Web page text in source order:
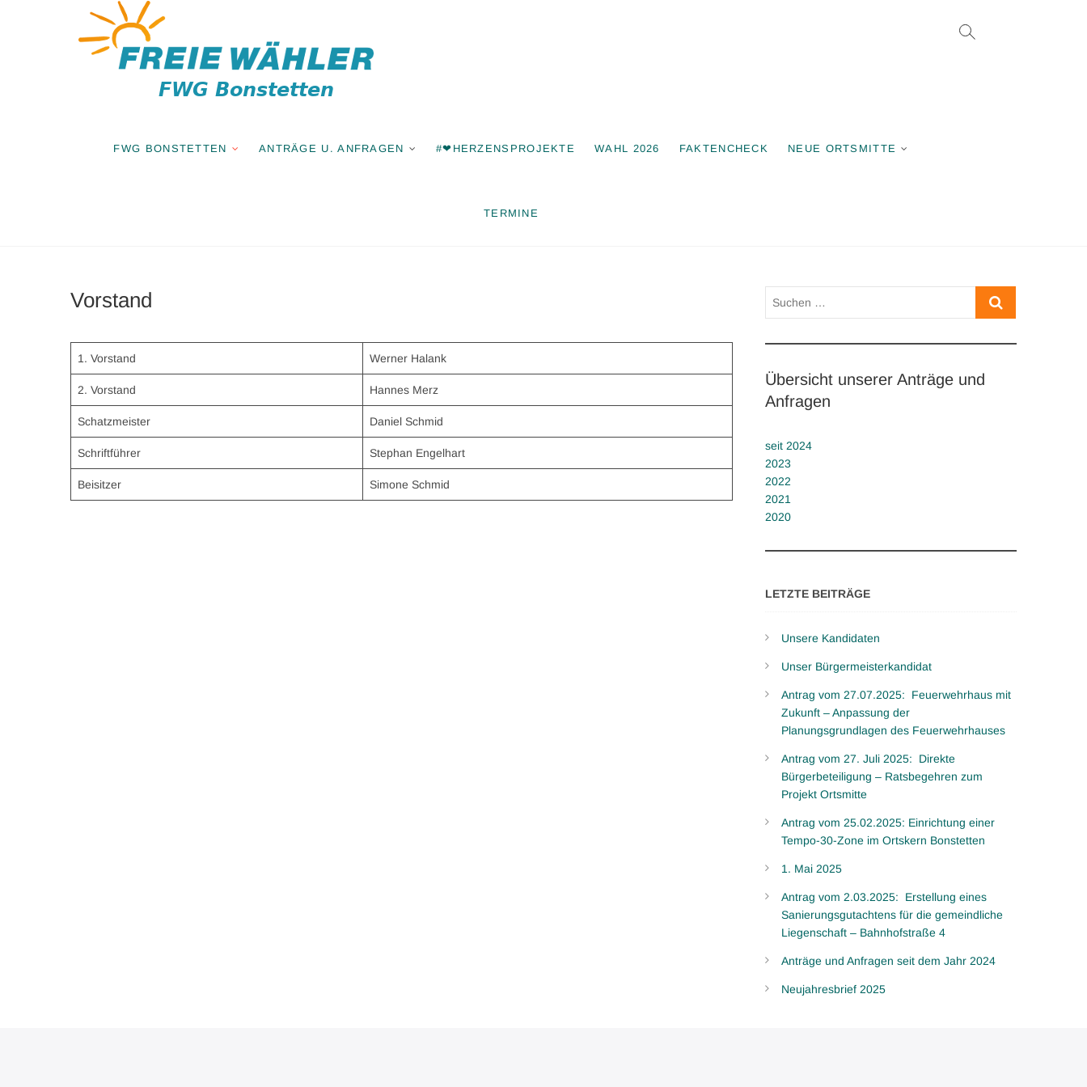
FWG BONSTETTEN ANTRÄGE U. ANFRAGEN #❤HERZENSPROJEKTE WAHL 2026 FAKTENCHECK NEUE ORTSMITTE
TERMINE
Vorstand
1. Vorstand Werner Halank
2. Vorstand Hannes Merz
Schatzmeister Daniel Schmid
Schriftführer Stephan Engelhart
Beisitzer Simone Schmid
Suchen
Übersicht unserer Anträge und
Anfragen
seit 2024
2023
2022
2021
2020
LETZTE BEITRÄGE
Unsere Kandidaten
Unser Bürgermeisterkandidat
Antrag vom 27.07.2025: Feuerwehrhaus mit
Zukunft – Anpassung der
Planungsgrundlagen des Feuerwehrhauses
Antrag vom 27. Juli 2025: Direkte
Bürgerbeteiligung – Ratsbegehren zum
Projekt Ortsmitte
Antrag vom 25.02.2025: Einrichtung einer
Tempo-30-Zone im Ortskern Bonstetten
1. Mai 2025
Antrag vom 2.03.2025: Erstellung eines
Sanierungsgutachtens für die gemeindliche
Liegenschaft – Bahnhofstraße 4
Anträge und Anfragen seit dem Jahr 2024
Neujahresbrief 2025